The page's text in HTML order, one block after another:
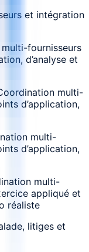
et intégration
fournisseurs
d’analyse et
multi-
d’application,
multi-
d’application,
multi-
appliqué et
réaliste
litiges et